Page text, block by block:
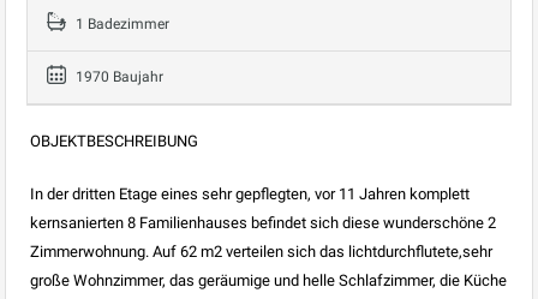
1 Badezimmer
1970 Baujahr
OBJEKTBESCHREIBUNG
In der dritten Etage eines sehr gepflegten, vor 11 Jahren komplett
kernsanierten 8 Familienhauses befindet sich diese wunderschöne 2
Zimmerwohnung. Auf 62 m2 verteilen sich das lichtdurchflutete,sehr
große Wohnzimmer, das geräumige und helle Schlafzimmer, die Küche